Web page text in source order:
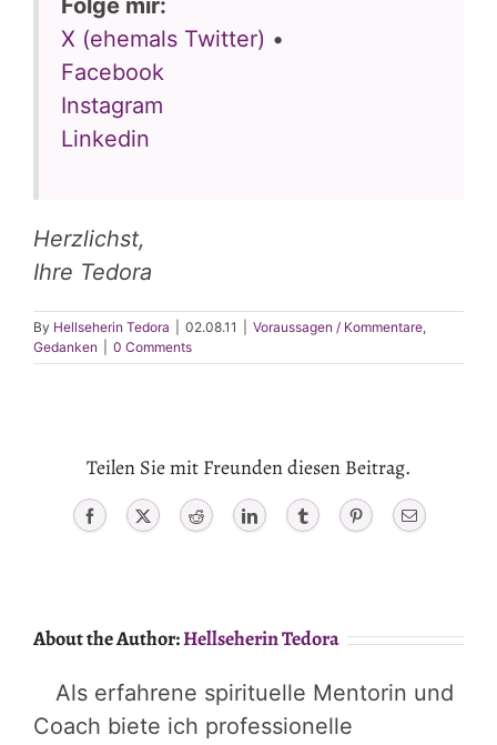
Folge mir:
X (ehemals Twitter) •
Facebook
Instagram
Linkedin
Herzlichst,
Ihre Tedora
By Hellseherin Tedora 02.08.11 Voraussagen / Kommentare,
Gedanken
0 Comments
Teilen Sie mit Freunden diesen Beitrag.
Facebook X Reddit LinkedIn Tumblr PinterestEmail
About the Author:Hellseherin Tedora
Als erfahrene spirituelle Mentorin und
Coach biete ich professionelle